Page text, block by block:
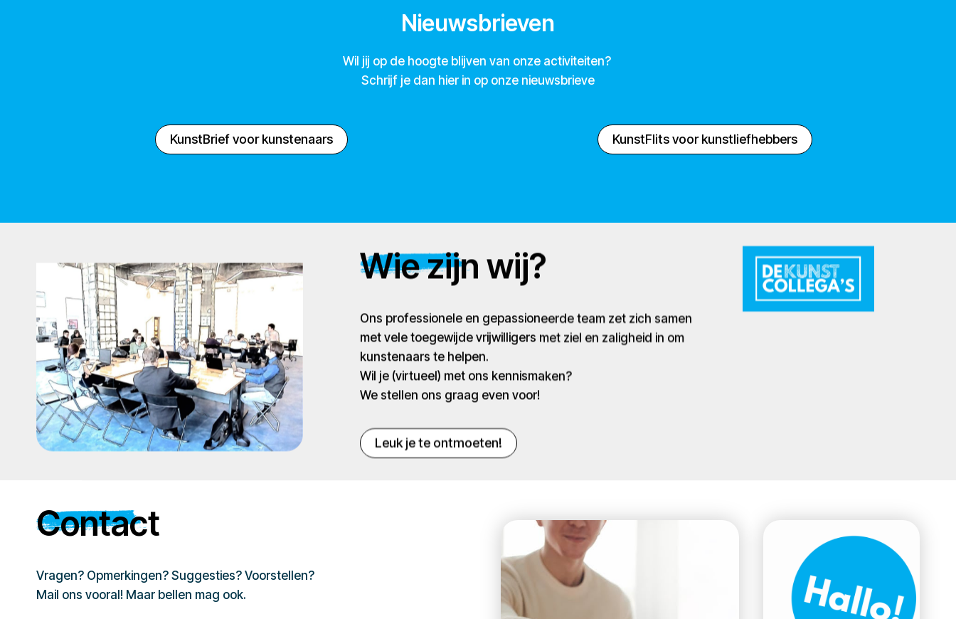
Nieuwsbrieven
Wil jij op de hoogte blijven van onze activiteiten?
Schrijf je dan hier in op onze nieuwsbrieve
KunstBrief voor kunstenaars KunstFlits voor kunstliefhebbers
Wie zijn wij?
Ons professionele en gepassioneerde team zet zich samen
met vele toegewijde vrijwilligers met ziel en zaligheid in om
kunstenaars te helpen.
Wil je (virtueel) met ons kennismaken?
We stellen ons graag even voor!
Leuk je te ontmoeten!
Contact
Vragen? Opmerkingen? Suggesties? Voorstellen?
Mail ons vooral! Maar bellen mag ook.